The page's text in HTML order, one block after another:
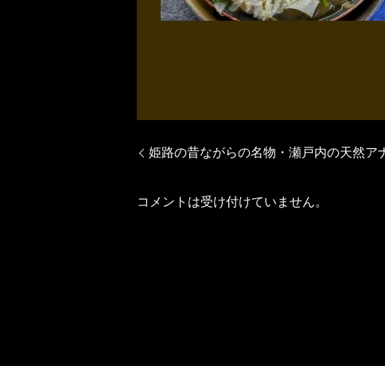
姫路の昔ながらの名物・瀬戸内の天然ア
コメントは受け付けていません。